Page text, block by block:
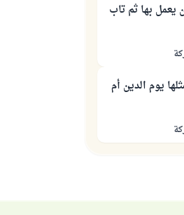
يعمل بها ثم تاب
يوم الدين أم